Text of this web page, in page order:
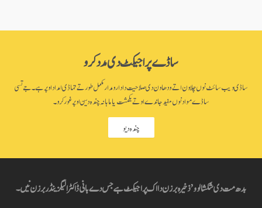
ساڈے پراجیکٹ دی مدد کرو
ساڈی ویب سائٹ نوں چلاون اتے ودھاون دی صلاحیت دا دارومدار مکمل طور تے تہاڈی امداد اوپر ہے۔ جے تسی
ساڈے مواد نوں مفید جاندے او تے یکمشت یا ماہانہ چندہ دین اوپر غور کرو۔
چندہ دیو
بدھ مت دی شکشا لوو’ ذخیرہ برزن دا اک پراجیکٹ ہے جس دے بانی ڈاکٹر الیگزینڈر برزن نیں۔